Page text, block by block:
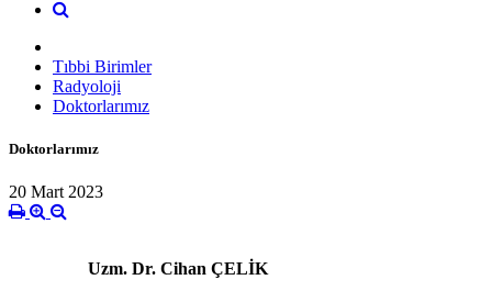
Tıbbi Birimler
Radyoloji
Doktorlarımız
Doktorlarımız
20 Mart 2023
Uzm. Dr. Cihan ÇELİK